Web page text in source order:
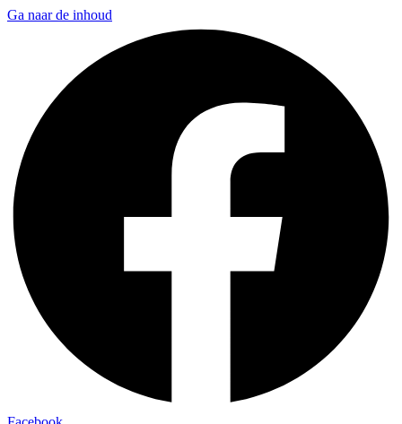
Ga naar de inhoud